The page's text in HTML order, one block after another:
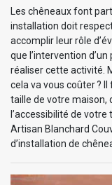
Les chêneaux font
installation doit
accomplir leur rôle
que l’intervention
réaliser cette activité.
cela va vous coûter ?
taille de votre maison,
l’accessibilité de
Artisan Blanchard
d’installation de